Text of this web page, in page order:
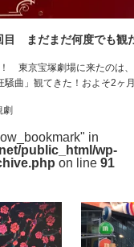
目 まだまだ何度でも観
東京宝塚劇場に来たのは、
騒曲」観てきた！およそ2
劇
in
public_html/wp-
on line 91